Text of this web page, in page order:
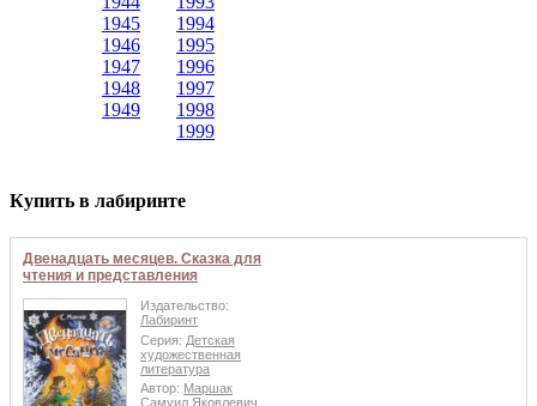
1945
1946
1947
1948
1949
1994
1995
1996
1997
1998
1999
Купить в лабиринте
Двенадцать месяцев. Сказка для
чтения и представления
Издательство:
Лабиринт
Серия: Детская
художественная
литература
Автор: Маршак
Самуил Яковлевич